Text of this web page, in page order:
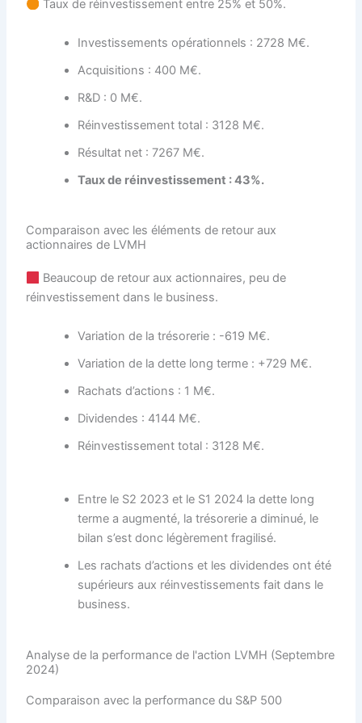
Taux de réinvestissement entre 25% et 50%.
Investissements opérationnels : 2728 M€.
Acquisitions : 400 M€.
R&D : 0 M€.
Réinvestissement total : 3128 M€.
Résultat net : 7267 M€.
Taux de réinvestissement : 43%.
Comparaison avec les éléments de retour aux
actionnaires de LVMH
Beaucoup de retour aux actionnaires, peu de
réinvestissement dans le business.
Variation de la trésorerie : -619 M€.
Variation de la dette long terme : +729 M€.
Rachats d’actions : 1 M€.
Dividendes : 4144 M€.
Réinvestissement total : 3128 M€.
Entre le S2 2023 et le S1 2024 la dette long
terme a augmenté, la trésorerie a diminué, le
bilan s’est donc légèrement fragilisé.
Les rachats d’actions et les dividendes ont été
supérieurs aux réinvestissements fait dans le
business.
Analyse de la performance de l'action LVMH (Septembre
2024)
Comparaison avec la performance du S&P 500